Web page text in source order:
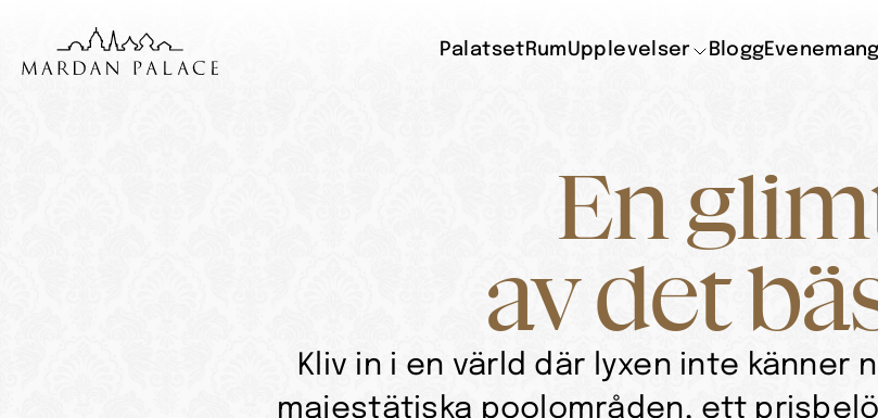
En
av det
Kliv in i en värld där lyxen inte känner
majestätiska poolområden, ett
Palatset RumUpplevelser BloggEvenemang